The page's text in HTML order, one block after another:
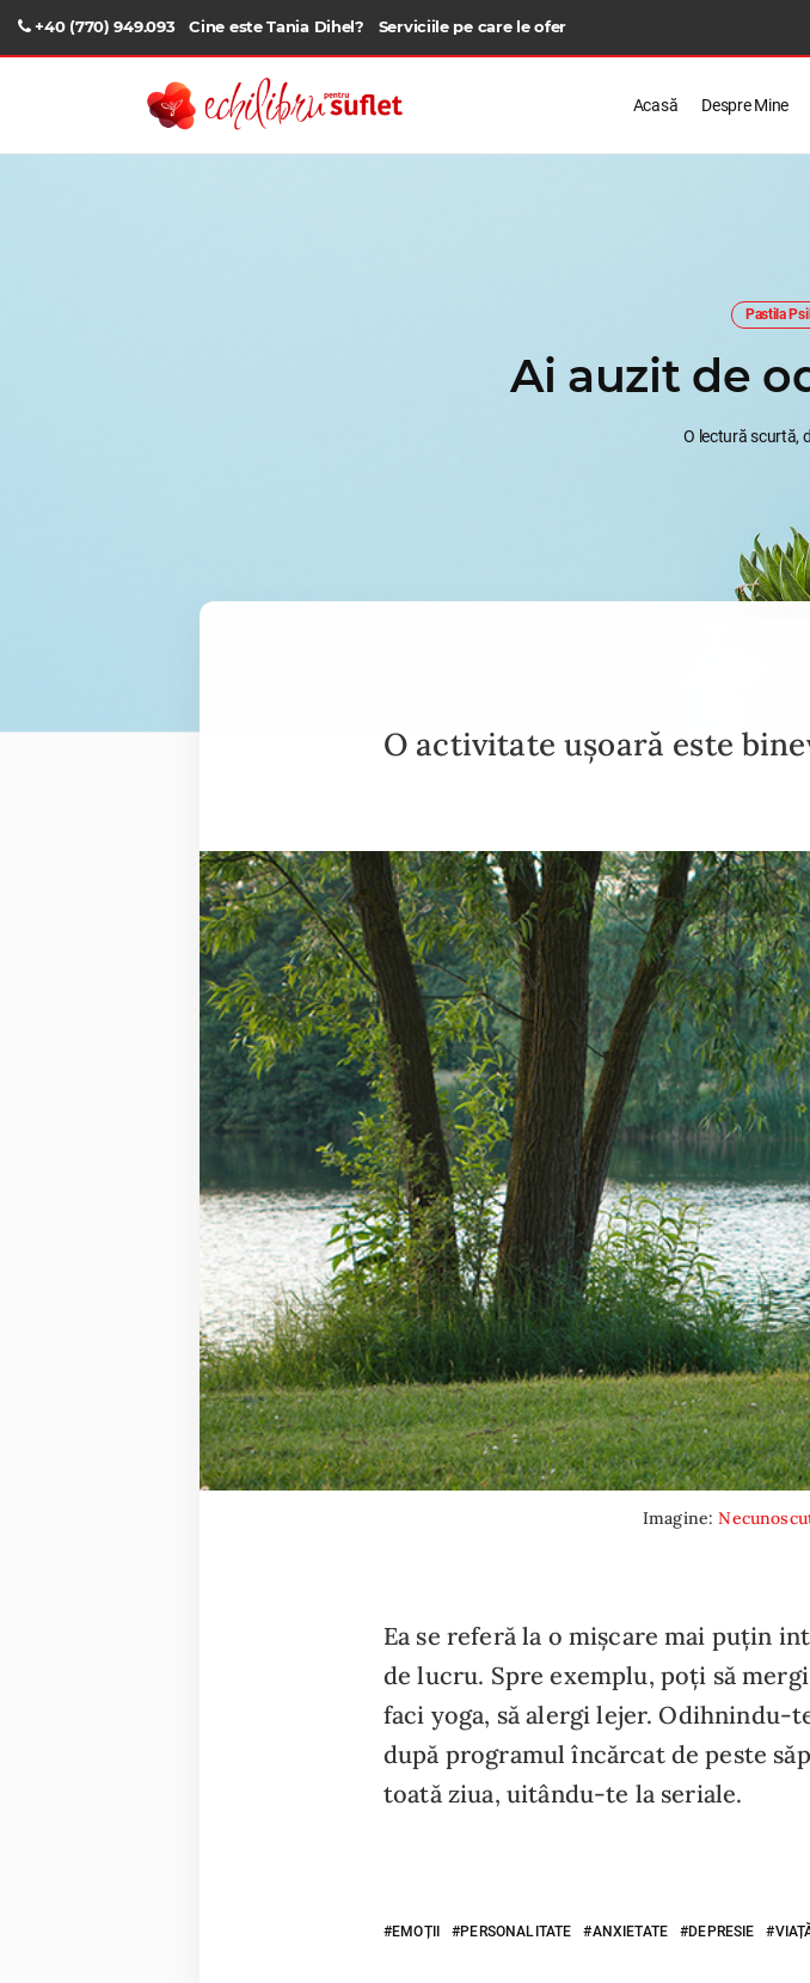
+40 (770) 949.093 Cine este Tania Dihel? Serviciile pe care le ofer
Acasă Despre Mine
Pastila
Ai auzit de
O lectură scurtă,
O activitate ușoară este
Imagine:
Ea se referă la o mișcare mai puțin
de lucru. Spre exemplu, poți să
faci yoga, să alergi lejer. Odihnindu-
după programul încărcat de peste
toată ziua, uitându-te la seriale.
EMOȚII PERSONALITATE ANXIETATE DEPRESIE